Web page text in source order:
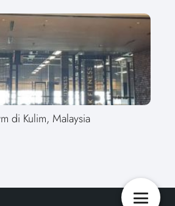
di Kulim, Malaysia